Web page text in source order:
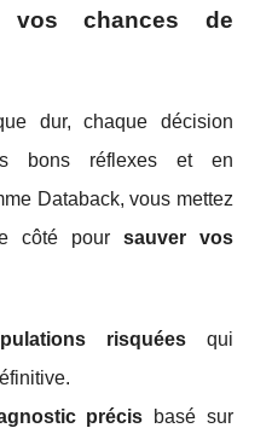
vos chances de
dur, chaque décision
bons réflexes et en
Databack, vous mettez
côté pour sauver vos
risquéesqui
précis basé sur